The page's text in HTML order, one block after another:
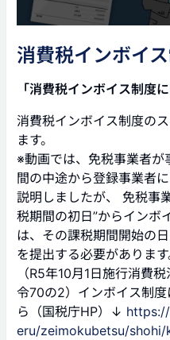
消費税インボイ
「消費税インボイス制度
消費税インボイス制度の
ます。
※動画では、免税事業者が
間の中途から登録事業者
説明しましたが、 免税事
税期間の初日”からインボ
は、その課税期間開始の
を提出する必要があります
（R5年10月1日施行消
令70の2）インボイス制
ら（国税庁HP）↓
eru/zeimokubetsu/